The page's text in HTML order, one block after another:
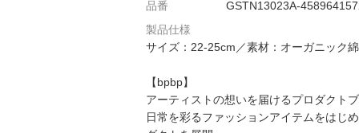
品番
GSTN13023A-
製品仕様
サイズ：22-25cm／素材：オーガニック
【bpbp】
アーティストの想いを届けるプロダクト
日常を彩るファッションアイテムをはじ